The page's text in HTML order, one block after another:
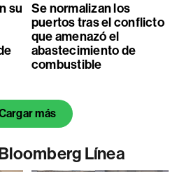
su
Se normalizan los
puertos tras el conflicto
que amenazó el
abastecimiento de
combustible
más
Línea